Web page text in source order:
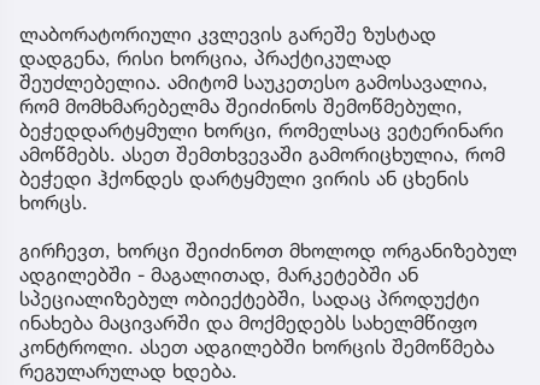
ლაბორატორიული კვლევის გარეშე ზუსტად
დადგენა, რისი ხორცია, პრაქტიკულად
შეუძლებელია. ამიტომ საუკეთესო გამოსავალია,
რომ მომხმარებელმა შეიძინოს შემოწმებული,
ბეჭედდარტყმული ხორცი, რომელსაც ვეტერინარი
ამოწმებს. ასეთ შემთხვევაში გამორიცხულია, რომ
ბეჭედი ჰქონდეს დარტყმული ვირის ან ცხენის
ხორცს.
გირჩევთ, ხორცი შეიძინოთ მხოლოდ ორგანიზებულ
ადგილებში - მაგალითად, მარკეტებში ან
სპეციალიზებულ ობიექტებში, სადაც პროდუქტი
ინახება მაცივარში და მოქმედებს სახელმწიფო
კონტროლი. ასეთ ადგილებში ხორცის შემოწმება
რეგულარულად ხდება.